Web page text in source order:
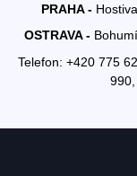
PRAHA -
OSTRAVA -
Telefon: +420 775
990,